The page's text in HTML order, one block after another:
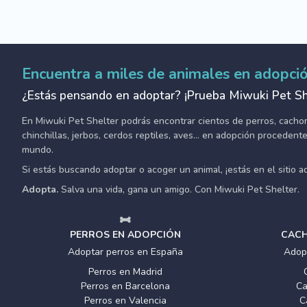
Encuentra a miles de animales en
¿Estás pensando en adoptar? ¡Prueba Miwuki Pet
En Miwuki Pet Shelter podrás encontrar cientos de perros,
chinchillas, jerbos, cerdos reptiles, aves... en adopción
mundo.
Si estás buscando adoptar o acoger un animal, ¡estás en el sitio
Adopta. Salva una vida, gana un amigo. Con Miwuki Pet Shelter.
PERROS EN ADOPCIÓN
Adoptar perros en España
Perros en Madrid
Perros en Barcelona
Perros en Valencia